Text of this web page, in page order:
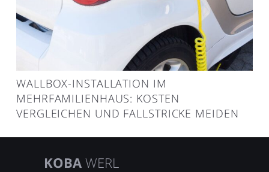
WALLBOX-INSTALLATION IM
MEHRFAMILIENHAUS: KOSTEN
VERGLEICHEN UND FALLSTRICKE MEIDEN
KOBA WERL